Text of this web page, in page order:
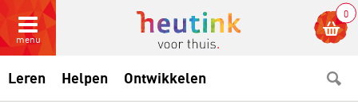
menu
0
Leren Helpen Ontwikkelen